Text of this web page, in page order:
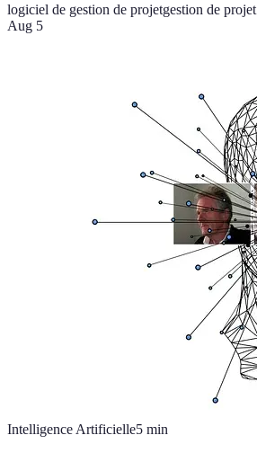
logiciel de gestion de projetgestion de projet
Aug 5
Intelligence Artificielle5 min